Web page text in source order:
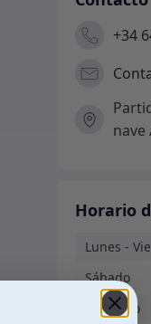
+34
nave
Horario
Lunes -
Sábado
Domingo